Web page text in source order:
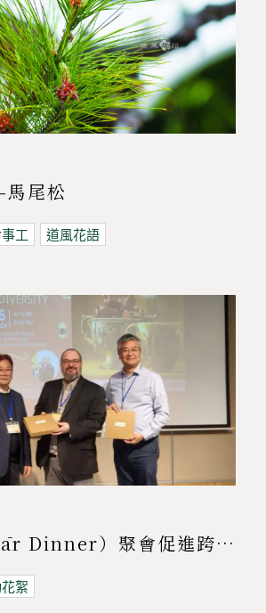
尾松
工 道風花語
開齋飯（Ifṭār Dinner）聚會促進跨宗教交流 | 基督教與穆斯林共聚對話
絮